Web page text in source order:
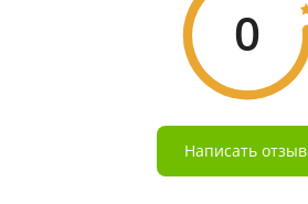
0
Написать отзыв